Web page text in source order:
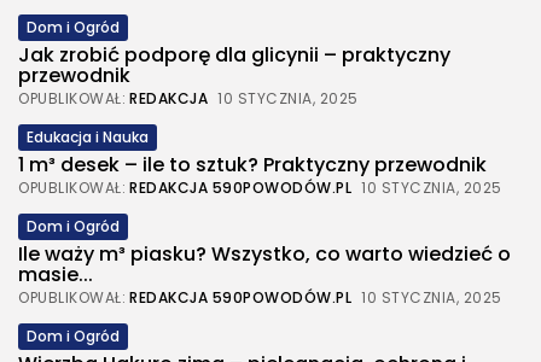
Dom i Ogród
Jak zrobić podporę dla glicynii – praktyczny
przewodnik
OPUBLIKOWAŁ: REDAKCJA 10 STYCZNIA, 2025
Edukacja i Nauka
1 m³ desek – ile to sztuk? Praktyczny przewodnik
OPUBLIKOWAŁ: REDAKCJA 590POWODÓW.PL 10 STYCZNIA, 2025
Dom i Ogród
Ile waży m³ piasku? Wszystko, co warto wiedzieć o
masie...
OPUBLIKOWAŁ: REDAKCJA 590POWODÓW.PL 10 STYCZNIA, 2025
Dom i Ogród